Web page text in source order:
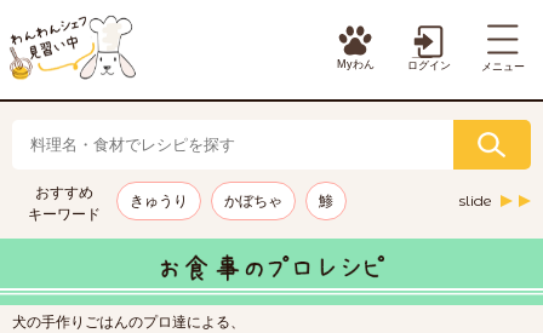
Myわん ログイン メニュー
おすすめ
キーワード
きゅうり かぼちゃ 鯵 slide
犬の手作りごはんのプロ達による、